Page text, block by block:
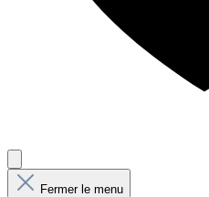
Fermer le menu